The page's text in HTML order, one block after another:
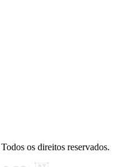
Todos os direitos reservados.